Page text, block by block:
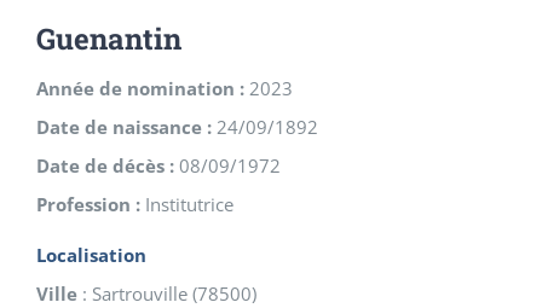
Guenantin
Année de nomination : 2023
Date de naissance : 24/09/1892
Date de décès : 08/09/1972
Profession : Institutrice
Localisation
Ville : Sartrouville (78500)